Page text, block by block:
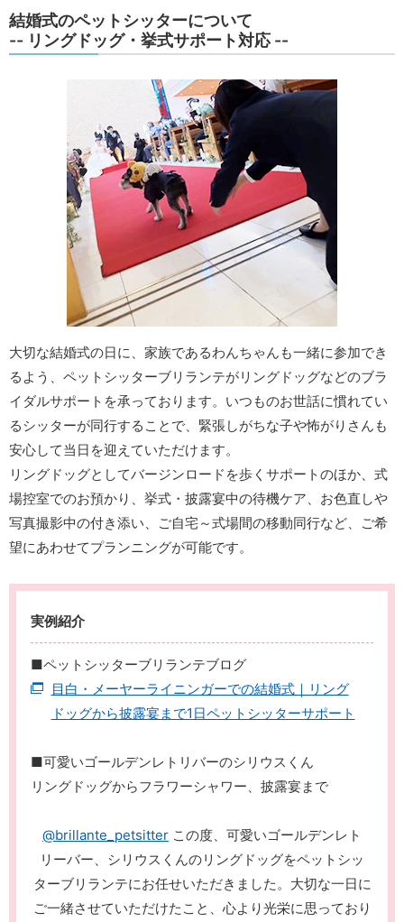
結婚式のペットシッターについて
-- リングドッグ・挙式サポート対応 --
大切な結婚式の日に、家族であるわんちゃんも一緒に参加でき
るよう、ペットシッターブリランテがリングドッグなどのブラ
イダルサポートを承っております。いつものお世話に慣れてい
るシッターが同行することで、緊張しがちな子や怖がりさんも
安心して当日を迎えていただけます。
リングドッグとしてバージンロードを歩くサポートのほか、式
場控室でのお預かり、挙式・披露宴中の待機ケア、お色直しや
写真撮影中の付き添い、ご自宅～式場間の移動同行など、ご希
望にあわせてプランニングが可能です。
実例紹介
■ペットシッターブリランテブログ
目白・メーヤーライニンガーでの結婚式｜リング
ドッグから披露宴まで1日ペットシッターサポート
■可愛いゴールデンレトリバーのシリウスくん
リングドッグからフラワーシャワー、披露宴まで
@brillante_petsitter この度、可愛いゴールデンレト
リーバー、シリウスくんのリングドッグをペットシッ
ターブリランテにお任せいただきました。大切な一日に
ご一緒させていただけたこと、心より光栄に思っており